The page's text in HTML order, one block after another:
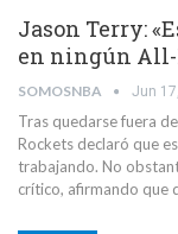
Jason Terry:
en ningún All-
SOMOSNBA Jun
Tras quedarse fuera
Rockets declaró que
trabajando. No
crítico, afirmando que